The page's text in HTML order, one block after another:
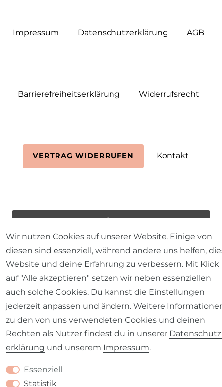
Impressum Daten­schutz­erklärung AGB
Barrierefreiheitserklärung Widerrufs­recht
VERTRAG WIDERRUFEN Kontakt
Wir nutzen Cookies auf unserer Website. Einige von
diesen sind essenziell, während andere uns helfen,
Website und deine Erfahrung zu verbessern. Mit Klick
auf "Alle akzeptieren" setzen wir neben essenziellen
auch solche Cookies. Du kannst die Einstellungen
jederzeit anpassen und ändern. Weitere
zu den von uns verwendeten Cookies und deinen
Rechten als Nutzer findest du in unserer
erklärung und unserem Impressum.
Essenziell
Statistik